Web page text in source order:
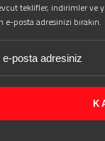
teklifler, indirimler ve
e-posta adresinizi bırakın.